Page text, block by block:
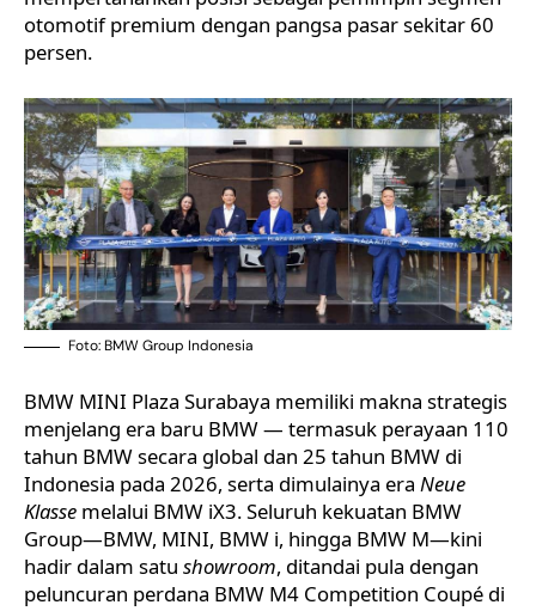
otomotif premium dengan pangsa pasar sekitar 60
persen.
Foto: BMW Group Indonesia
BMW MINI Plaza Surabaya memiliki makna strategis
menjelang era baru BMW — termasuk perayaan 110
tahun BMW secara global dan 25 tahun BMW di
Indonesia pada 2026, serta dimulainya era Neue
Klasse melalui BMW iX3. Seluruh kekuatan BMW
Group—BMW, MINI, BMW i, hingga BMW M—kini
hadir dalam satu showroom, ditandai pula dengan
peluncuran perdana BMW M4 Competition Coupé di